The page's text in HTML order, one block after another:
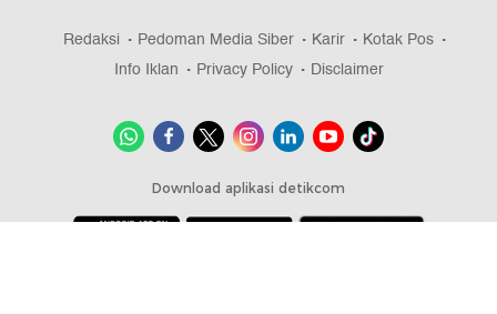
Redaksi Pedoman Media Siber Karir
Kotak Pos
Info Iklan
Privacy Policy Disclaimer
Download aplikasi detikcom